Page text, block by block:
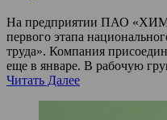
На предприятии ПАО
первого этапа
труда». Компания
еще в январе. В рабочую
Читать Далее